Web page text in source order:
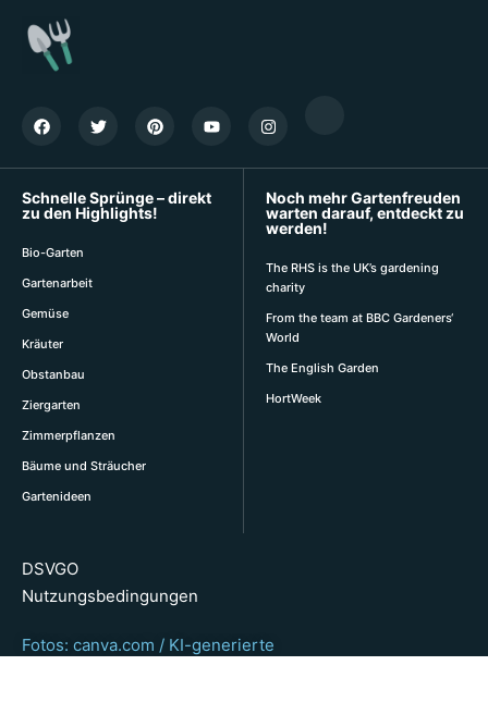
Schnelle Sprünge – direkt
zu den Highlights!
Bio-Garten
Gartenarbeit
Gemüse
Kräuter
Obstanbau
Ziergarten
Zimmerpflanzen
Bäume und Sträucher
Gartenideen
Noch mehr Gartenfreuden
warten darauf, entdeckt zu
werden!
The RHS is the UK’s gardening
charity
From the team at BBC Gardeners‘
World
The English Garden
HortWeek
DSVGO
Nutzungsbedingungen
Fotos: canva.com / KI-generierte